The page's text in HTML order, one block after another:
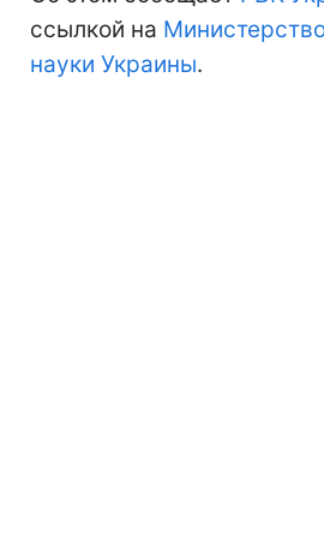
ссылкой на
науки Украины.